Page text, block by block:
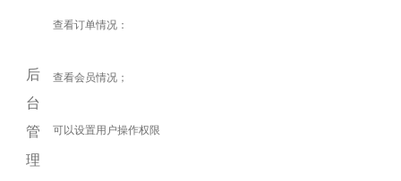
后
台
管
理
查看订单情况：
查看会员情况；
可以设置用户操作权限